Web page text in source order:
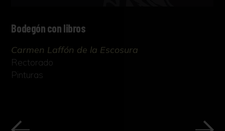
Bodegón con libros
Carmen Laffón de la Escosura
Rectorado
Pinturas